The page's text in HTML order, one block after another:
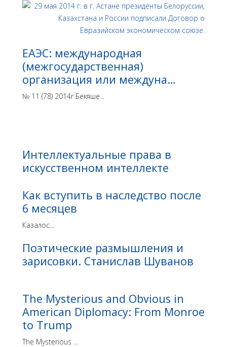
ЕАЭС: международная
(межгосударственная)
организация или междуна…
№ 11 (78) 2014г.Бекяше...
Интеллектуальные права в
искусственном интеллекте
Как вступить в наследство после
6 месяцев
Казалос...
Поэтические размышления и
зарисовки. Станислав Шуванов
The Mysterious and Obvious in
American Diplomacy: From Monroe
to Trump
The Mysterious ...